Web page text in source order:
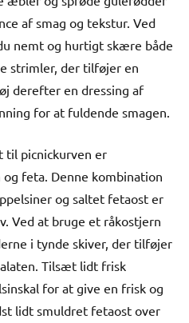
af smag og tekstur. Ved
nemt og hurtigt skære både
strimler, der tilføjer en
derefter en dressing af
for at fuldende smagen.
til picnickurven er
feta. Denne kombination
og saltet fetaost er
Ved at bruge et råkostjern
i tynde skiver, der tilføjer
Tilsæt lidt frisk
for at give en frisk og
lidt smuldret fetaost over